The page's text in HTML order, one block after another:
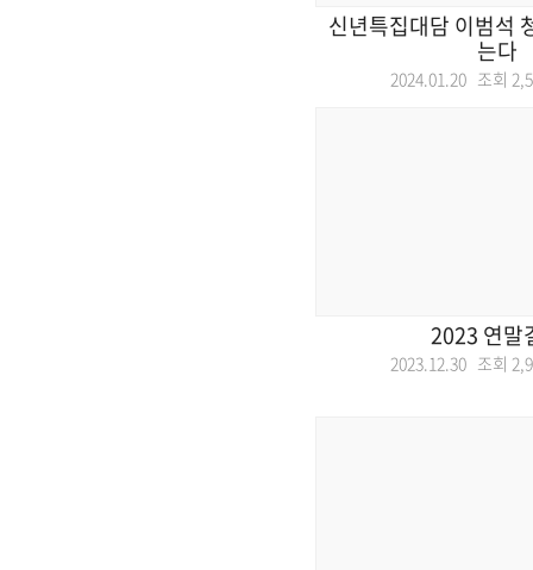
신년특집대담 이범석
는다
2024.01.20 조회
2023 연말
2023.12.30 조회